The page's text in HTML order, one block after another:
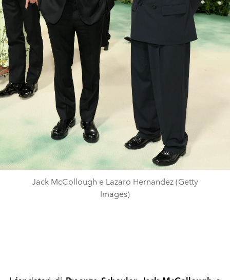
Jack McCollough e Lazaro Hernandez (Getty
Images)